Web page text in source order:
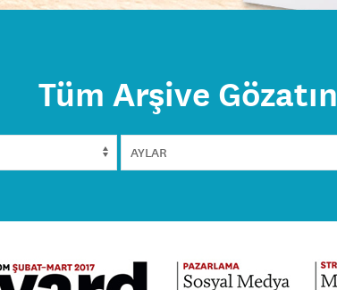
Tüm Arşive Gözatın